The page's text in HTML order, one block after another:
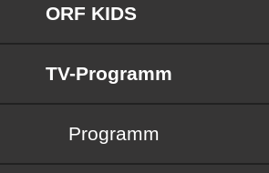
ORF KIDS
TV-Programm
Programm